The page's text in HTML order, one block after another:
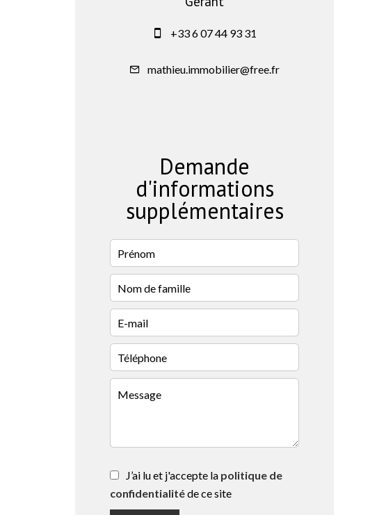
+33 6 07 44 93 31
mathieu.immobilier@free.fr
Demande
d'informations
supplémentaires
J’ai lu et j'accepte la politique de
confidentialitéde ce site